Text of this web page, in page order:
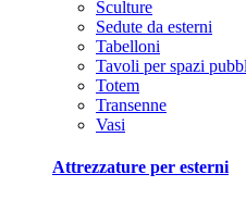
Sculture
Sedute da esterni
Tabelloni
Tavoli per spazi
Totem
Transenne
Vasi
Attrezzature per esterni